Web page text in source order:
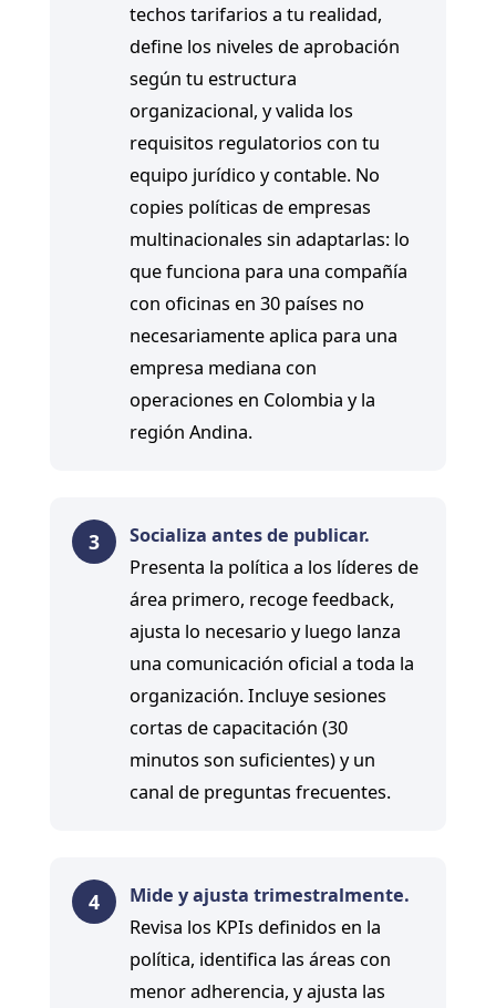
techos tarifarios a tu realidad,
define los niveles de aprobación
según tu estructura
organizacional, y valida los
requisitos regulatorios con tu
equipo jurídico y contable. No
copies políticas de empresas
multinacionales sin adaptarlas: lo
que funciona para una compañía
con oficinas en 30 países no
necesariamente aplica para una
empresa mediana con
operaciones en Colombia y la
región Andina.
3
Socializa antes de publicar.
Presenta la política a los líderes de
área primero, recoge feedback,
ajusta lo necesario y luego lanza
una comunicación oficial a toda la
organización. Incluye sesiones
cortas de capacitación (30
minutos son suficientes) y un
canal de preguntas frecuentes.
4
Mide y ajusta trimestralmente.
Revisa los KPIs definidos en la
política, identifica las áreas con
menor adherencia, y ajusta las